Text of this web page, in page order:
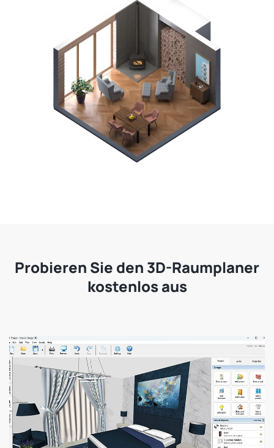
Probieren Sie den 3D-Raumplaner
kostenlos aus